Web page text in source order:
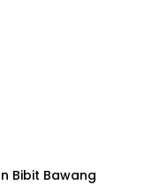
Bibit Bawang